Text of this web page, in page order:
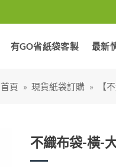
有GO省紙袋客製 最新
首頁 » 現貨紙袋訂購 » 【
不織布袋-橫-